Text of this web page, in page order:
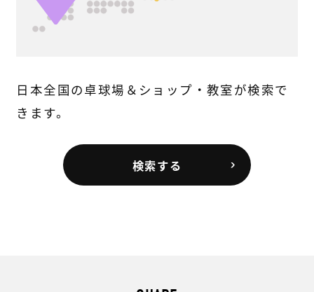
日本全国の卓球場＆ショップ・教室が検索で
きます。
検索する